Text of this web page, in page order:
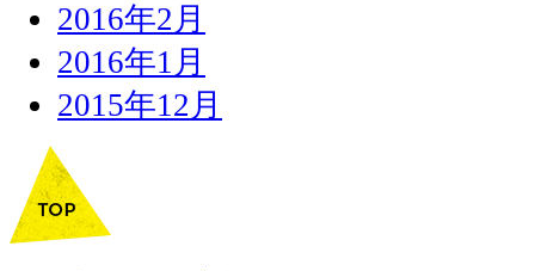
2016年2月
2016年1月
2015年12月